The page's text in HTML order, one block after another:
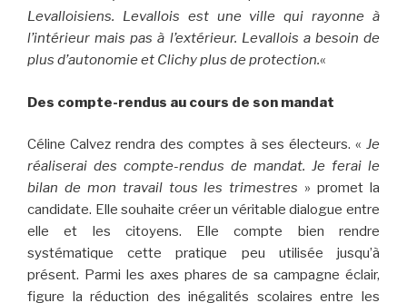
Levalloisiens. Levallois est une ville qui rayonne à
l’intérieur mais pas à l’extérieur. Levallois a besoin de
plus d’autonomie et Clichy plus de protection.«
Des compte-rendus au cours de son mandat
Céline Calvez rendra des comptes à ses électeurs. « Je
réaliserai des compte-rendus de mandat. Je ferai le
bilan de mon travail tous les trimestres » promet la
candidate. Elle souhaite créer un véritable dialogue entre
elle et les citoyens. Elle compte bien rendre
systématique cette pratique peu utilisée jusqu’à
présent. Parmi les axes phares de sa campagne éclair,
figure la réduction des inégalités scolaires entre les